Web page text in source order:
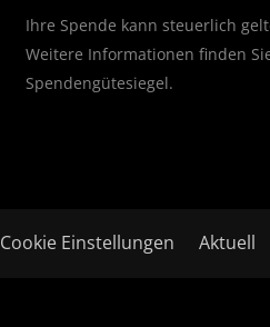
Ihre Spende kann steuerlich
Weitere Informationen finden
Spendengütesiegel.
Cookie Einstellungen Aktuell